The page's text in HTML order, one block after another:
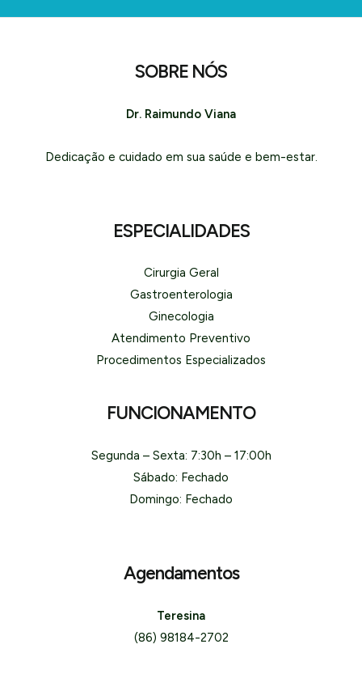
SOBRE NÓS
Dr. Raimundo Viana
Dedicação e cuidado em sua saúde e bem-estar.
ESPECIALIDADES
Cirurgia Geral
Gastroenterologia
Ginecologia
Atendimento Preventivo
Procedimentos Especializados
FUNCIONAMENTO
Segunda – Sexta: 7:30h – 17:00h
Sábado: Fechado
Domingo: Fechado
Agendamentos
Teresina
(86) 98184-2702